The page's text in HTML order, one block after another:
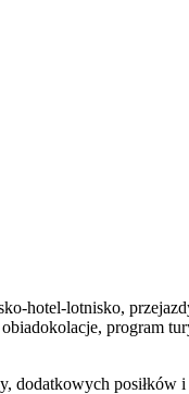
hotel-lotnisko,
program
dodatkowych posiłków